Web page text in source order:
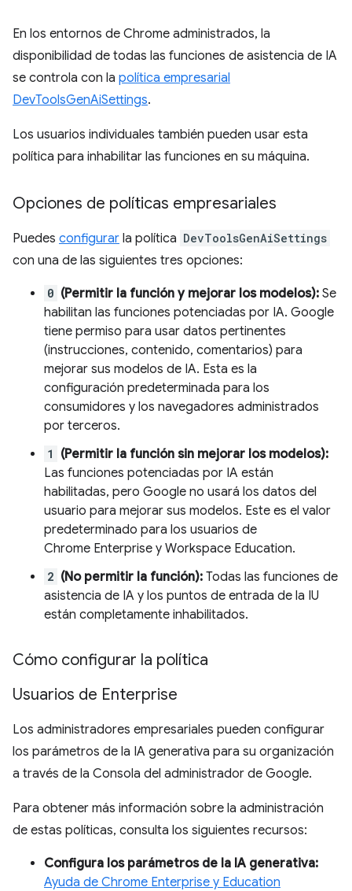
En los entornos de Chrome administrados, la
disponibilidad de todas las funciones de asistencia de IA
se controla con la política empresarial
DevToolsGenAiSettings.
Los usuarios individuales también pueden usar esta
política para inhabilitar las funciones en su máquina.
Opciones de políticas empresariales
Puedes configurar la política DevToolsGenAiSettings
con una de las siguientes tres opciones:
0 (Permitir la función y mejorar los modelos): Se
habilitan las funciones potenciadas por IA. Google
tiene permiso para usar datos pertinentes
(instrucciones, contenido, comentarios) para
mejorar sus modelos de IA. Esta es la
configuración predeterminada para los
consumidores y los navegadores administrados
por terceros.
1
(Permitir la función sin mejorar los modelos):
Las funciones potenciadas por IA están
habilitadas, pero Google no usará los datos del
usuario para mejorar sus modelos. Este es el valor
predeterminado para los usuarios de
Chrome Enterprise y Workspace Education.
2 (No permitir la función): Todas las funciones de
asistencia de IA y los puntos de entrada de la IU
están completamente inhabilitados.
Cómo configurar la política
Usuarios de Enterprise
Los administradores empresariales pueden configurar
los parámetros de la IA generativa para su organización
a través de la Consola del administrador de Google.
Para obtener más información sobre la administración
de estas políticas, consulta los siguientes recursos:
Configura los parámetros de la IA generativa:
Ayuda de Chrome Enterprise y Education